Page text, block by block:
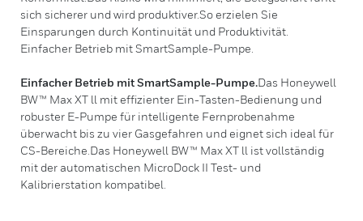
sich sicherer und wird produktiver.So erzielen Sie
Einsparungen durch Kontinuität und Produktivität.
Einfacher Betrieb mit SmartSample-Pumpe.
Einfacher Betrieb mit SmartSample-Pumpe.Das Honeywell
BW™ Max XT ll mit effizienter Ein-Tasten-Bedienung und
robuster E-Pumpe für intelligente Fernprobenahme
überwacht bis zu vier Gasgefahren und eignet sich ideal für
CS-Bereiche.Das Honeywell BW™ Max XT ll ist vollständig
mit der automatischen MicroDock II Test- und
Kalibrierstation kompatibel.